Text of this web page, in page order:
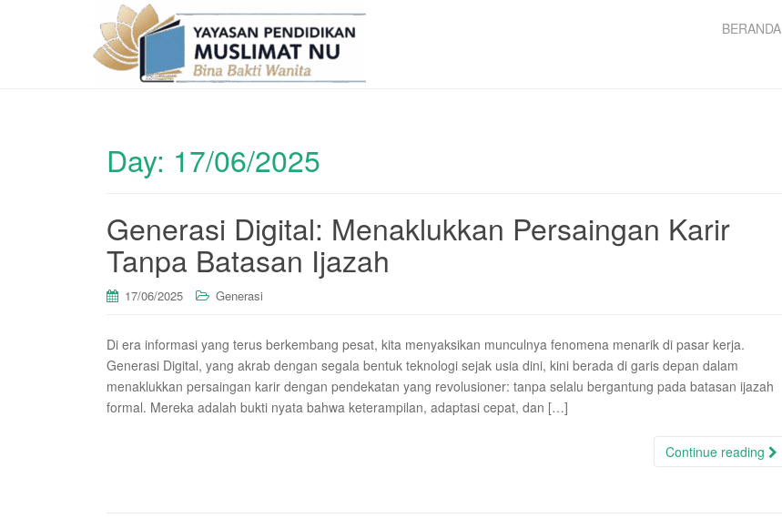
BERANDA
Day: 17/06/2025
Generasi Digital: Menaklukkan Persaingan Karir
Tanpa Batasan Ijazah
17/06/2025 Generasi
Di era informasi yang terus berkembang pesat, kita menyaksikan munculnya fenomena menarik di pasar kerja.
Generasi Digital, yang akrab dengan segala bentuk teknologi sejak usia dini, kini berada di garis depan dalam
menaklukkan persaingan karir dengan pendekatan yang revolusioner: tanpa selalu bergantung pada batasan ijazah
formal. Mereka adalah bukti nyata bahwa keterampilan, adaptasi cepat, dan […]
Continue reading